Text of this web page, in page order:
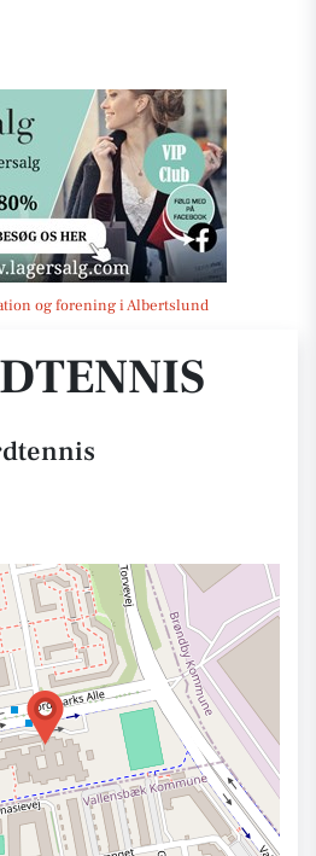
og forening i Albertslund